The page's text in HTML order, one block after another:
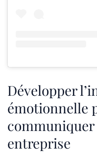
Développer
émotionnelle
entreprise